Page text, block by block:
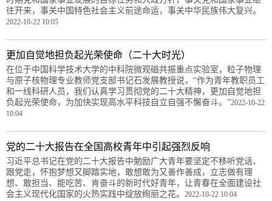
往开来，事关中国特色社会主义前途命运，事关中华民族伟大复兴。
2022-10-22 10:05
更加自觉地担负起光荣使命（二十大时光）
在位于中国科学技术大学的中科院微观磁共振重点实验室，粒子物理
与原子核物理专业教师党支部书记石发展教授说，“作为青年教职员工
和一线科研人员，我们认真学习贯彻党的二十大精神，更加自觉地担
负起光荣使命，为加快实现高水平科技自立自强不懈奋斗。”2022-10-22
10:04
党的二十大报告在全国高校青年中引起强烈反响
习近平总书记在党的二十大报告中勉励广大青年要坚定不移听党话、
跟党走，怀抱梦想又脚踏实地，敢想敢为又善作善成，立志做有理
想、敢担当、能吃苦、肯奋斗的新时代好青年，让青春在全面建设社
会主义现代化国家的火热实践中绽放绚丽之花。 2022-10-22 10:04